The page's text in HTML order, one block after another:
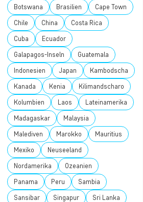
Botswana Brasilien Cape Town
Chile China Costa Rica
Cuba Ecuador
Galapagos-Inseln Guatemala
Indonesien Japan Kambodscha
Kanada Kenia Kilimandscharo
Kolumbien Laos Lateinamerika
Madagaskar Malaysia
Malediven Marokko Mauritius
Mexiko Neuseeland
Nordamerika Ozeanien
Panama Peru Sambia
Sansibar Singapur Sri Lanka